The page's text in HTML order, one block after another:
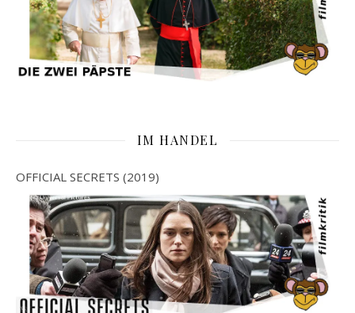
IM HANDEL
OFFICIAL SECRETS (2019)